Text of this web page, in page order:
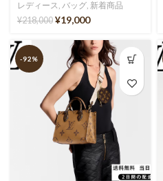
レディース, バッグ, 新着商品
¥218,000 ¥19,000
-92%